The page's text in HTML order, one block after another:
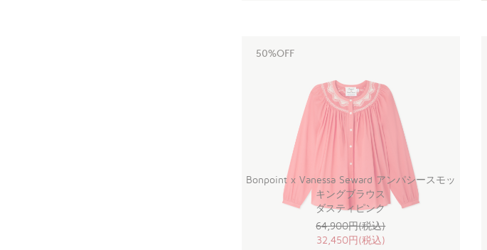
50%OFF
Bonpoint x Vanessa Seward アンパシースモッ
キングブラウス
ダスティピンク
64,900円(税込)
32,450円(税込)